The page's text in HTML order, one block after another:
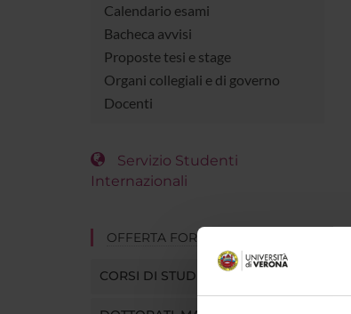
Calendario esami
Bacheca avvisi
Proposte tesi e stage
Organi collegiali e di governo
Docenti
Servizio Studenti
Internazionali
OFFERTA FORMATIVA
CORSI DI STUDIO